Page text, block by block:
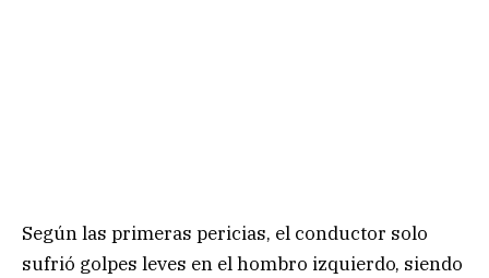
Según las primeras pericias, el conductor solo
sufrió golpes leves en el hombro izquierdo, siendo